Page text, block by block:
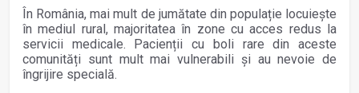
În România, mai mult de jumătate din populație locuiește
în mediul rural, majoritatea în zone cu acces redus la
servicii medicale. Pacienții cu boli rare din aceste
comunități sunt mult mai vulnerabili și au nevoie de
îngrijire specială.